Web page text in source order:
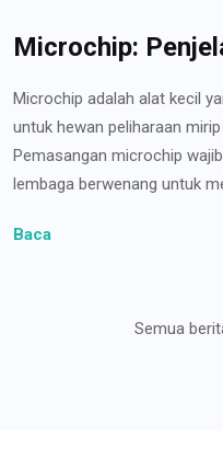
Microchip:
Microchip adalah alat kecil
untuk hewan peliharaan
Pemasangan microchip
lembaga berwenang untuk
Baca
Semua